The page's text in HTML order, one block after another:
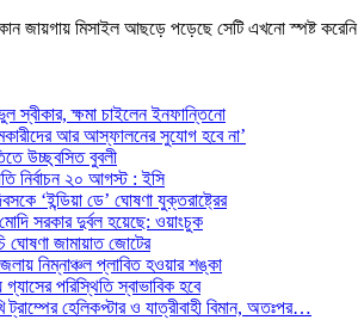
জায়গায় মিসাইল আছড়ে পড়েছে সেটি এখনো স্পষ্ট
স্বীকার, ক্ষমা চাইলেন ইনফান্তিনো
আর আস্ফালনের সুযোগ হবে না’
উচ্ছ্বসিত বুবলী
নির্বাচন ২০ আগস্ট : ইসি
‘ইন্ডিয়া ডে’ ঘোষণা যুক্তরাষ্ট্রের
সরকার দুর্বল হয়েছে: ওয়াংচুক
ঘোষণা জামায়াত জোটের
নিম্নাঞ্চল প্লাবিত হওয়ার শঙ্কা
পরিস্থিতি স্বাভাবিক হবে
হেলিকপ্টার ও যাত্রীবাহী বিমান, অতঃপর…